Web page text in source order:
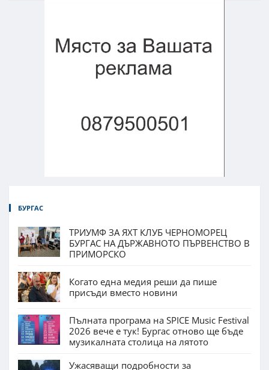
БУРГАС
ТРИУМФ ЗА ЯХТ КЛУБ ЧЕРНОМОРЕЦ
БУРГАС НА ДЪРЖАВНОТО ПЪРВЕНСТВО В
ПРИМОРСКО
Когато една медия реши да пише
присъди вместо новини
Пълната програма на SPICE Music Festival
2026 вече е тук! Бургас отново ще бъде
музикалната столица на лятото
Ужасяващи подробности за